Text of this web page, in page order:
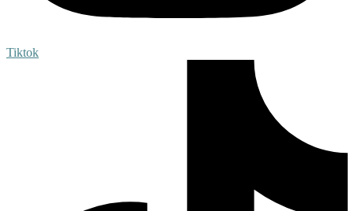
Tiktok